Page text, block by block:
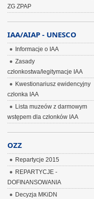
ZG ZPAP
IAA/AIAP - UNESCO
Informacje o IAA
Zasady
członkostwa/legitymacje IAA
Kwestionariusz ewidencyjny
członka IAA
Lista muzeów z darmowym
wstępem dla członków IAA
OZZ
Repartycje 2015
REPARTYCJE -
DOFINANSOWANIA
Decyzja MKiDN